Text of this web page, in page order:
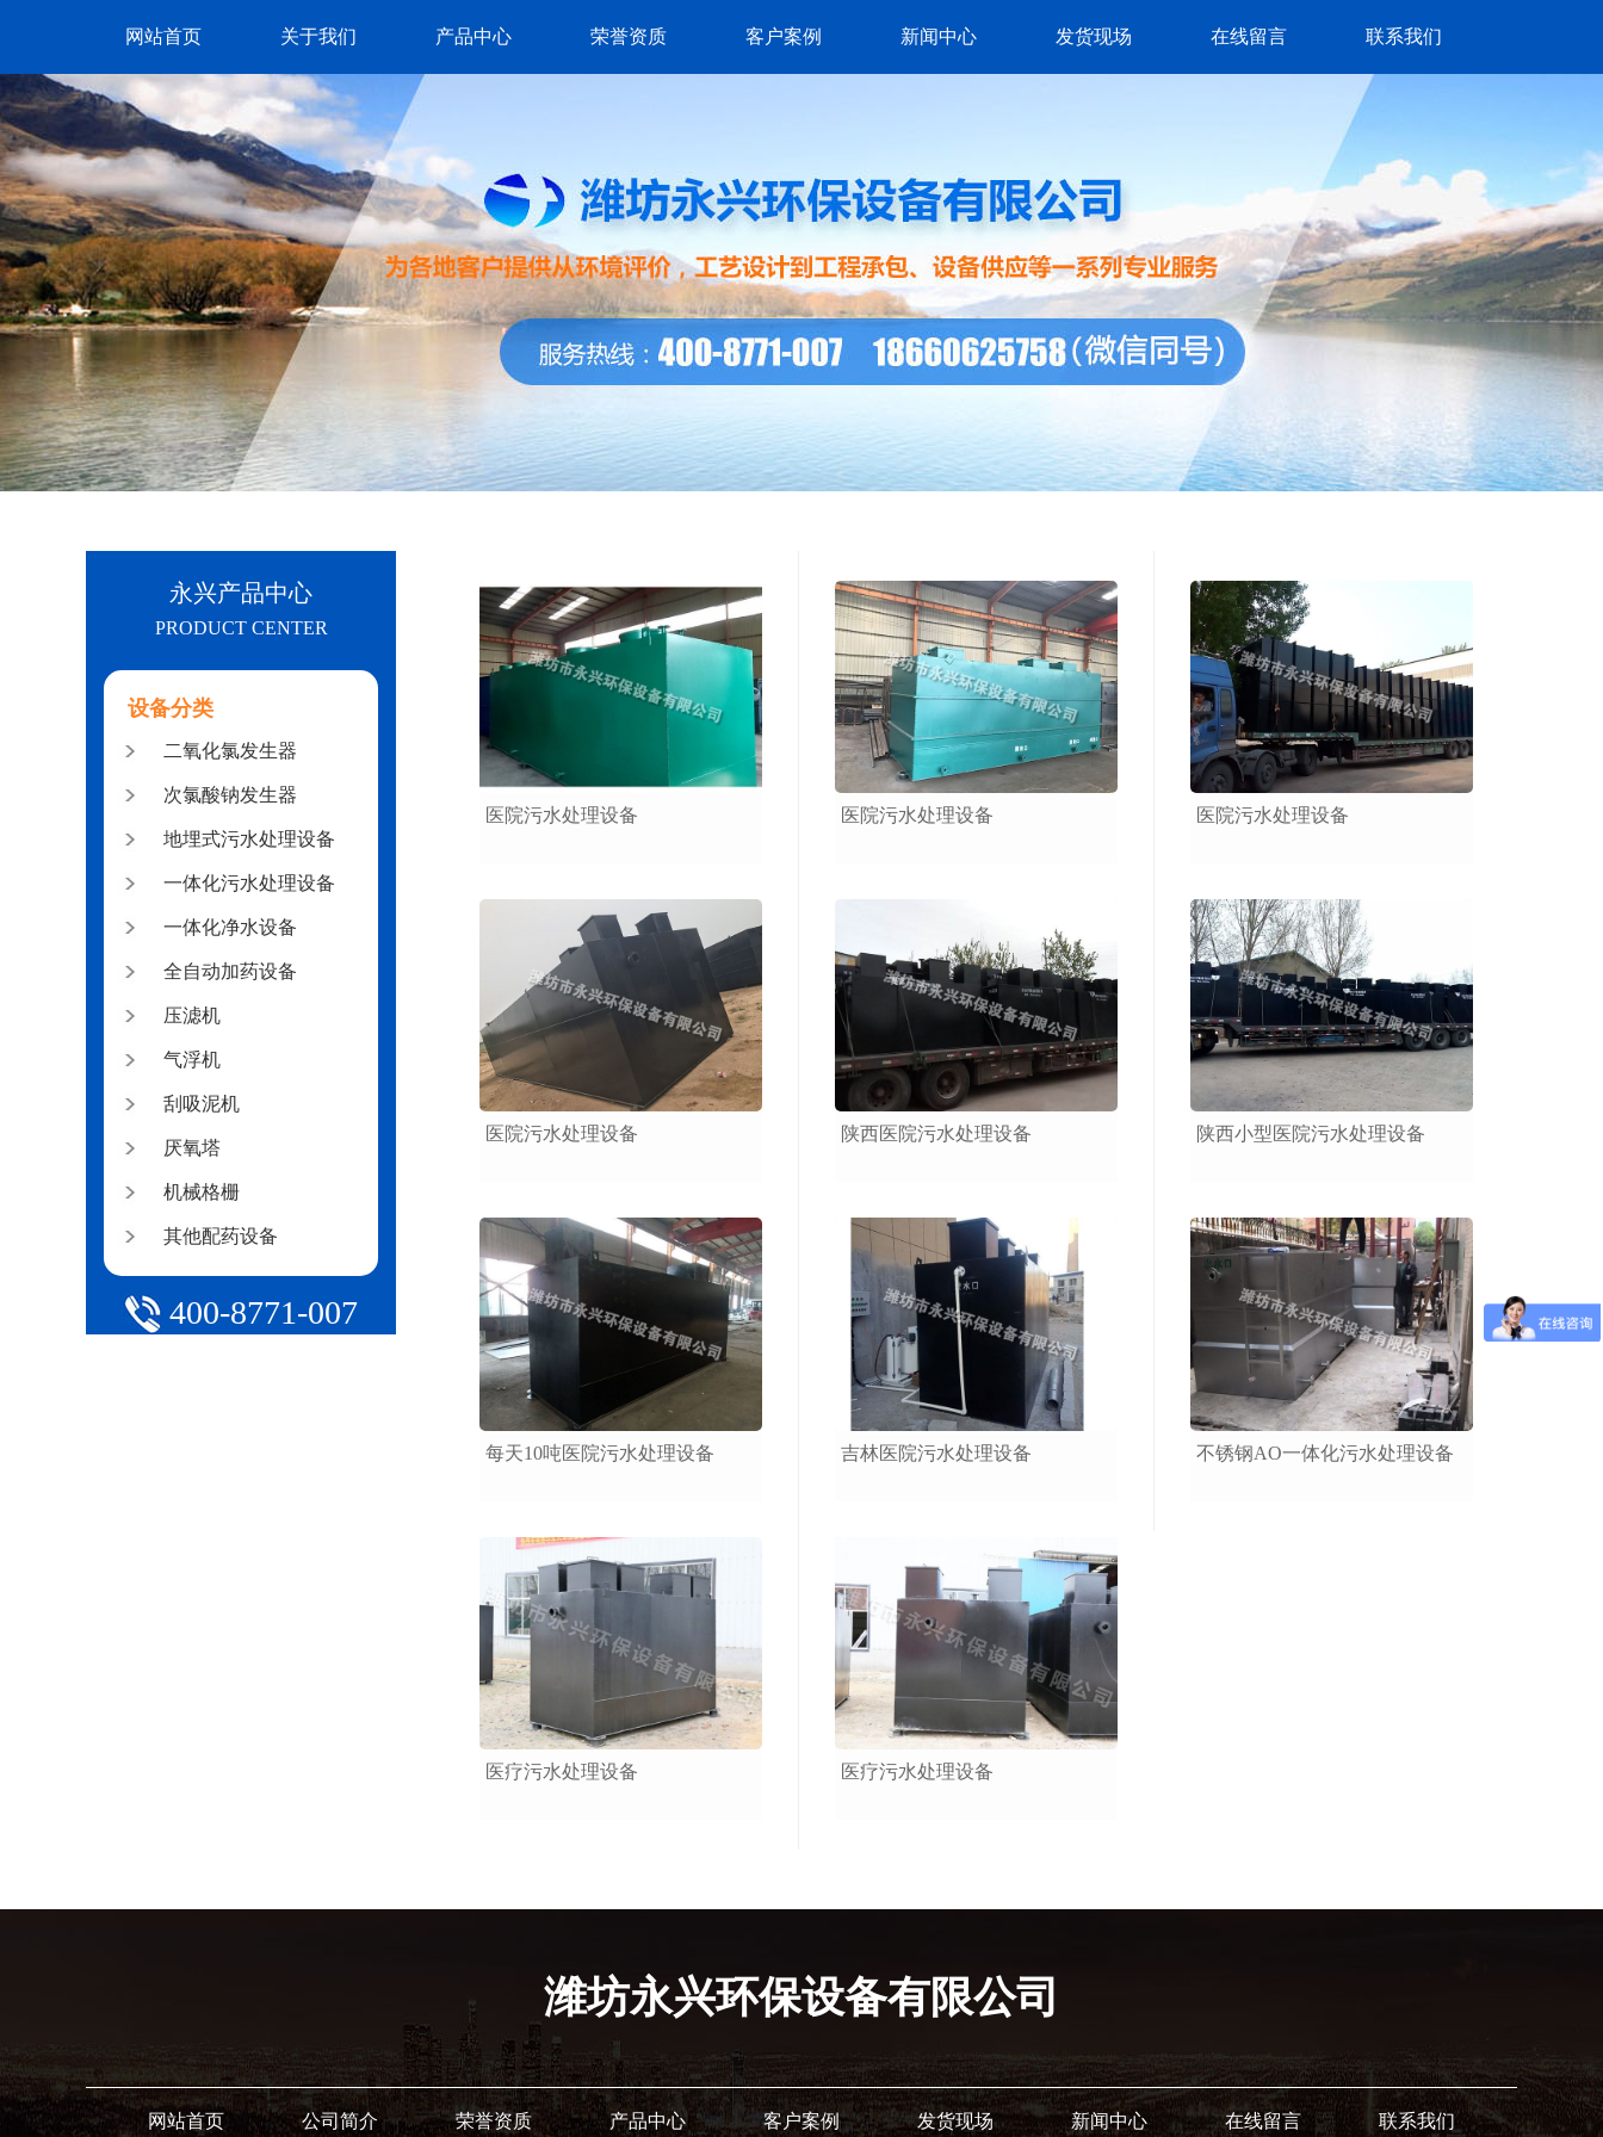
网站首页 关于我们 产品中心 荣誉资质 客户案例 新闻中心 发货现场 在线留言 联系我们
永兴产品中心
PRODUCT CENTER
设备分类
二氧化氯发生器
次氯酸钠发生器
地埋式污水处理设备
一体化污水处理设备
一体化净水设备
全自动加药设备
压滤机
气浮机
刮吸泥机
厌氧塔
机械格栅
其他配药设备
400-8771-007
医院污水处理设备
医院污水处理设备
每天10吨医院污水处理设备
医疗污水处理设备
医院污水处理设备
陕西医院污水处理设备
吉林医院污水处理设备
医疗污水处理设备
医院污水处理设备
陕西小型医院污水处理设备
不锈钢AO一体化污水处理设备
潍坊永兴环保设备有限公司
网站首页 公司简介 荣誉资质 产品中心 客户案例 发货现场 新闻中心 在线留言 联系我们